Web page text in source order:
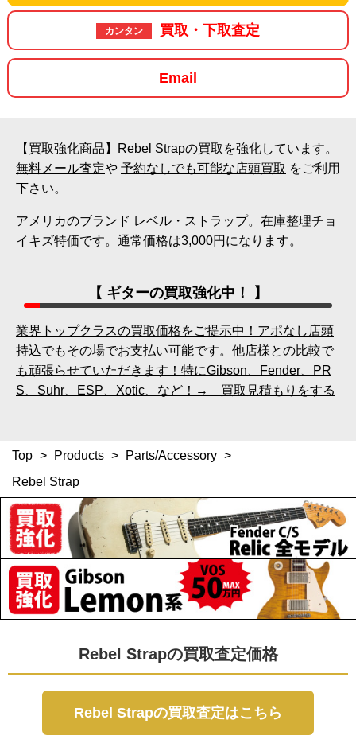
カンタン 買取・下取査定
Email
【買取強化商品】Rebel Strapの買取を強化しています。
無料メール査定や 予約なしでも可能な店頭買取 をご利用
下さい。
アメリカのブランド レベル・ストラップ。在庫整理チョ
イキズ特価です。通常価格は3,000円になります。
【 ギターの買取強化中！ 】
業界トップクラスの買取価格をご提示中！アポなし店頭
持込でもその場でお支払い可能です。他店様との比較で
も頑張らせていただきます！特にGibson、Fender、PR
S、Suhr、ESP、Xotic、など！→ 買取見積もりをする
Top > Products > Parts/Accessory >
Rebel Strap
Rebel Strapの買取査定価格
Rebel Strapの買取査定はこちら